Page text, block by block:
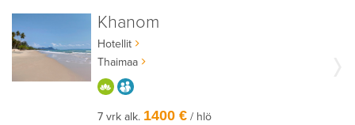
Khanom
Hotellit
Thaimaa
HYVÄÄN OLOON
7 vrk alk. 1400 € / hlö